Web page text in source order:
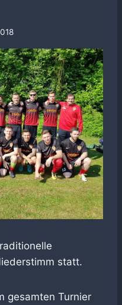
statt.
gesamten Turnier